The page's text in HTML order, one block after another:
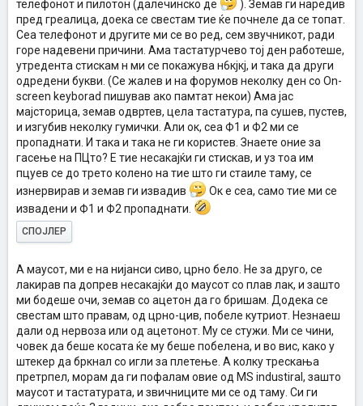
телефонот и пилотон (далечинско де
). Земав ги наредив
пред греалица, доека се свестам тие ќе почнеле да се топат.
Сеа телефонот и другите ми се во ред, сем звучникот, ради
горе надевени причини. Ама тастатурчево тој ден работеше,
утредента стискам н ми се покажува н6кјкј, и така да други
одредени букви. (Се жалев и на форумов неколку ден со On-
screen keyborad пишував ако памтат некои) Ама јас
мајсторица, земав одвртев, цела тастатура, па сушев, пустев,
и изгубив неколку гумички. Али ок, сеа Ф1 и Ф2 ми се
пропаднати. И така и така не ги користев. Знаете оние за
гасење на ПЦто? Е тие несакајќи ги стискав, и уз тоа им
пцуев се до трето колено на тие што ги стаиле таму, се
изнервирав и земав ги извадив
Ок е сеа, само тие ми се
извадени и Ф1 и Ф2 пропаднати.
СПОЈЛЕР
А маусот, ми е на нијанси сиво, црно бело. Не за друго, се
лакирав па допрев несакајќи до маусот со плав лак, и зашто
ми бодеше очи, земав со ацетон да го бришам. Додека се
свестам што правам, од црно-цив, побеле кутриот. Незнаеш
дали од нервоза или од ацетонот. Му се стужи. Ми се чини,
човек да беше косата ќе му беше побелена, и во вис, како у
штекер да бркнал со игли за плетење. А колку трескања
претрпел, морам да ги пофалам овие од MS industiral, зашто
маусот и тастатурата, и звичниците ми се од таму. Си ги